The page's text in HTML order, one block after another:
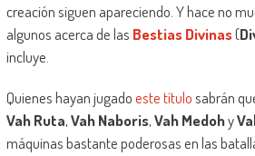
creación siguen apareciendo. Y hace no
algunos acerca de las Bestias Divinas(
incluye.
Quienes hayan jugadoeste títulosabrán
Vah Ruta,Vah Naboris,Vah Medohy
máquinas bastante poderosas en las